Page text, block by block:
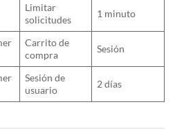
Limitar
solicitudes
1 minuto
Carrito de
compra
Sesión
Sesión de
usuario
2 días